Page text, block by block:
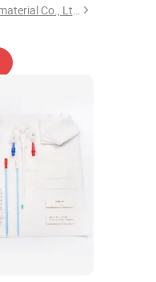
Suzhou Quanhua Biomaterial Co., Ltd.